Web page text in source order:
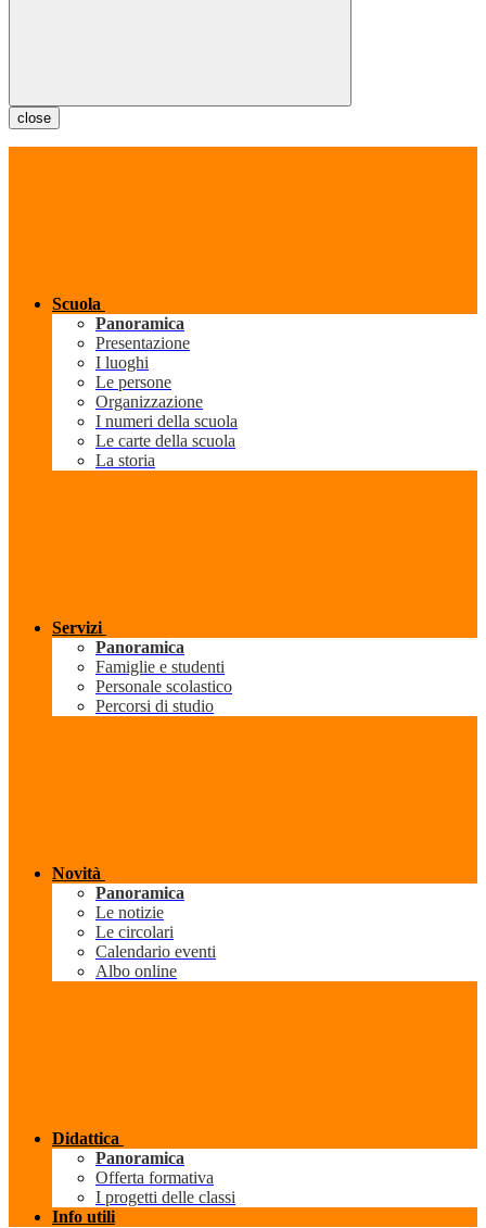
close
Scuola
Panoramica
Presentazione
I luoghi
Le persone
Organizzazione
I numeri della scuola
Le carte della scuola
La storia
Servizi
Panoramica
Famiglie e studenti
Personale scolastico
Percorsi di studio
Novità
Panoramica
Le notizie
Le circolari
Calendario eventi
Albo online
Didattica
Panoramica
Offerta formativa
I progetti delle classi
Info utili